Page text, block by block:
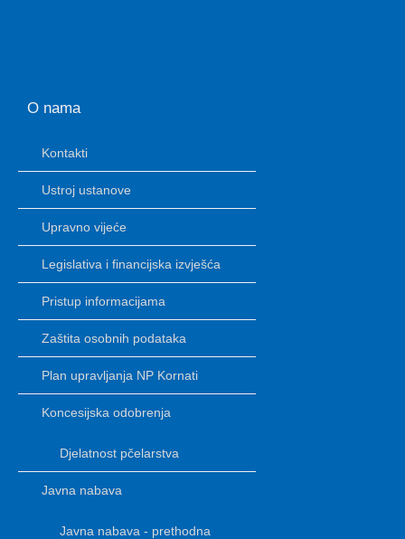
O nama
Kontakti
Ustroj ustanove
Upravno vijeće
Legislativa i financijska izvješća
Pristup informacijama
Zaštita osobnih podataka
Plan upravljanja NP Kornati
Koncesijska odobrenja
Djelatnost pčelarstva
Javna nabava
Javna nabava - prethodna